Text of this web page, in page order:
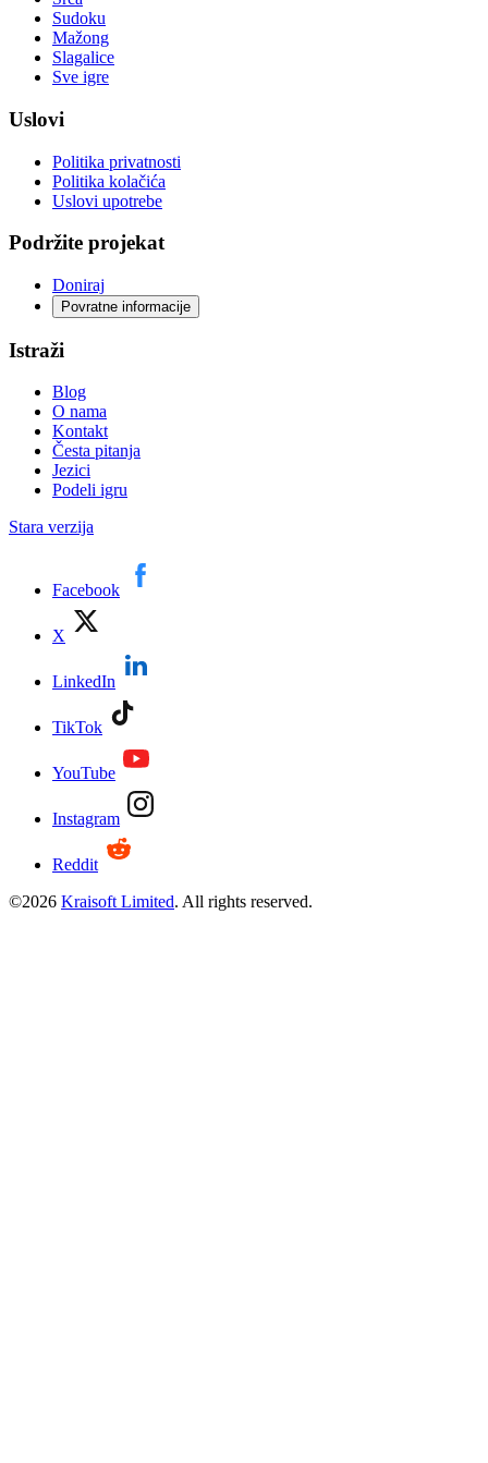
Sudoku
Mažong
Slagalice
Sve igre
Uslovi
Politika privatnosti
Politika kolačića
Uslovi upotrebe
Podržite projekat
Doniraj
Povratne informacije
Istraži
Blog
O nama
Kontakt
Česta pitanja
Jezici
Podeli igru
Stara verzija
Facebook
X
LinkedIn
TikTok
YouTube
Instagram
Reddit
©2026 Kraisoft Limited. All rights reserved.